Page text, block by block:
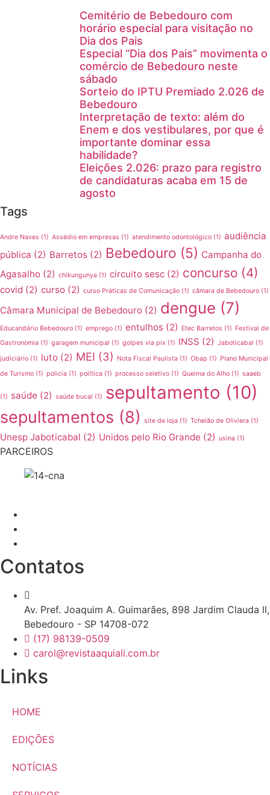
Cemitério de Bebedouro com
horário especial para visitação no
Dia dos Pais
Especial “Dia dos Pais” movimenta o
comércio de Bebedouro neste
sábado
Sorteio do IPTU Premiado 2.026 de
Bebedouro
Interpretação de texto: além do
Enem e dos vestibulares, por que é
importante dominar essa
habilidade?
Eleições 2.026: prazo para registro
de candidaturas acaba em 15 de
agosto
Tags
Andre Naves (1) Assédio em empresas (1) atendimento odontológico (1) audiência
pública (2) Barretos (2) Bebedouro (5) Campanha do
Agasalho (2) chikungunya (1) circuito sesc (2) concurso (4)
covid (2) curso (2) curso Práticas de Comunicação (1) câmara de Bebedouro (1)
Câmara Municipal de Bebedouro (2) dengue (7)
Educandário Bebedouro (1) emprego (1) entulhos (2) Etec Barretos (1) Festival de
Gastronomia (1) garagem municipal (1) golpes via pix (1) INSS (2) Jaboticabal (1)
judiciário (1) luto (2) MEI (3) Nota Fiscal Paulista (1) Obap (1) Plano Municipal
de Turismo (1) policia (1) política (1) processo seletivo (1) Queima do Alho (1) saaeb
(1) saúde (2) saúde bucal (1) sepultamento (10)
sepultamentos (8) site de loja (1) Tchelão de Oliviera (1)
Unesp Jaboticabal (2) Unidos pelo Rio Grande (2) usina (1)
PARCEIROS
Contatos
Av. Pref. Joaquim A. Guimarães, 898 Jardim Clauda ll,
Bebedouro - SP 14708-072
(17) 98139-0509
carol@revistaaquiali.com.br
Links
HOME
EDIÇÕES
NOTÍCIAS